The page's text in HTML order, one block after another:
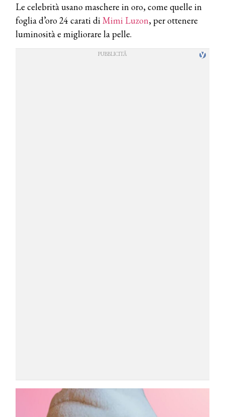
Le celebrità usano maschere in oro, come quelle in
foglia d’oro 24 carati diMimi Luzon, per ottenere
luminosità e migliorare la pelle.